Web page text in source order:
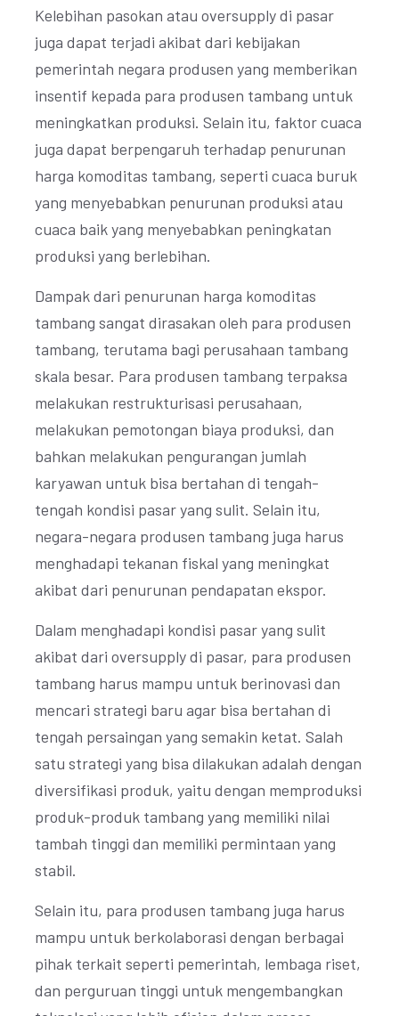
Kelebihan pasokan atau oversupply di pasar
juga dapat terjadi akibat dari kebijakan
pemerintah negara produsen yang memberikan
insentif kepada para produsen tambang untuk
meningkatkan produksi. Selain itu, faktor cuaca
juga dapat berpengaruh terhadap penurunan
harga komoditas tambang, seperti cuaca buruk
yang menyebabkan penurunan produksi atau
cuaca baik yang menyebabkan peningkatan
produksi yang berlebihan.
Dampak dari penurunan harga komoditas
tambang sangat dirasakan oleh para produsen
tambang, terutama bagi perusahaan tambang
skala besar. Para produsen tambang terpaksa
melakukan restrukturisasi perusahaan,
melakukan pemotongan biaya produksi, dan
bahkan melakukan pengurangan jumlah
karyawan untuk bisa bertahan di tengah-
tengah kondisi pasar yang sulit. Selain itu,
negara-negara produsen tambang juga harus
menghadapi tekanan fiskal yang meningkat
akibat dari penurunan pendapatan ekspor.
Dalam menghadapi kondisi pasar yang sulit
akibat dari oversupply di pasar, para produsen
tambang harus mampu untuk berinovasi dan
mencari strategi baru agar bisa bertahan di
tengah persaingan yang semakin ketat. Salah
satu strategi yang bisa dilakukan adalah dengan
diversifikasi produk, yaitu dengan memproduksi
produk-produk tambang yang memiliki nilai
tambah tinggi dan memiliki permintaan yang
stabil.
Selain itu, para produsen tambang juga harus
mampu untuk berkolaborasi dengan berbagai
pihak terkait seperti pemerintah, lembaga riset,
dan perguruan tinggi untuk mengembangkan